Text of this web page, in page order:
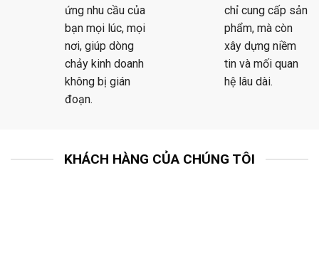
ứng nhu cầu của
bạn mọi lúc, mọi
nơi, giúp dòng
chảy kinh doanh
không bị gián
đoạn.
chỉ cung cấp sản
phẩm, mà còn
xây dựng niềm
tin và mối quan
hệ lâu dài.
KHÁCH HÀNG CỦA CHÚNG TÔI